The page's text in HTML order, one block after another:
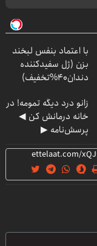
با اعتماد بنفس لبخند
بزن (ژل سفیدکننده
دندان40%تخفیف)
زانو درد دیگه تمومه! در
خانه درمانش کن ◀
پرسش‌نامه ▶